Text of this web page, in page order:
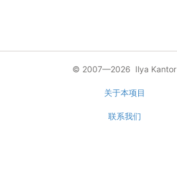
© 2007—2026 Ilya Kantor
关于本项目
联系我们